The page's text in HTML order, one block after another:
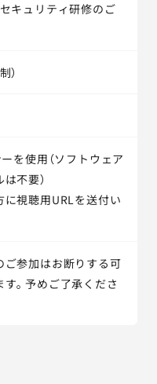
キュリティ研修のご
）
を使用（ソフトウェア
不要）
視聴用URLを送付い
ご参加はお断りする可
。予めご了承くださ